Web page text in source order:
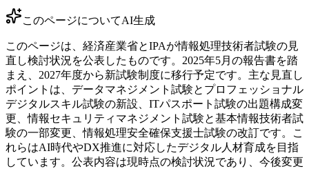
このページについてAI生成
このページは、経済産業省とIPAが情報処理技術者試験の見
直し検討状況を公表したものです。2025年5月の報告書を踏
まえ、2027年度から新試験制度に移行予定です。主な見直し
ポイントは、データマネジメント試験とプロフェッショナル
デジタルスキル試験の新設、ITパスポート試験の出題構成変
更、情報セキュリティマネジメント試験と基本情報技術者試
験の一部変更、情報処理安全確保支援士試験の改訂です。こ
れらはAI時代やDX推進に対応したデジタル人材育成を目指
しています。公表内容は現時点の検討状況であり、今後変更